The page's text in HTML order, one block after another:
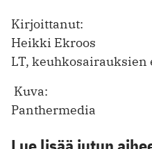
Kirjoittanut:
Heikki Ekroos
LT,
Kuva:
Panthermedia